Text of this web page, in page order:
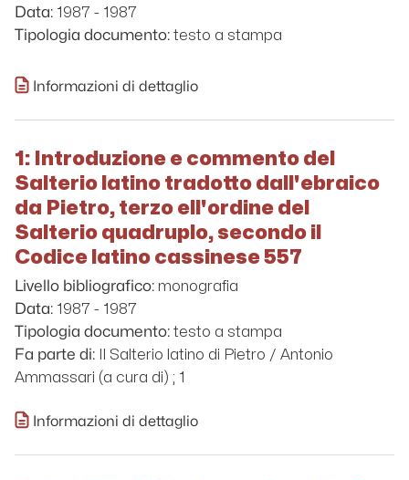
Data: 1987 - 1987
Tipologia documento: testo a stampa
Informazioni di dettaglio
1: Introduzione e commento del
Salterio latino tradotto dall'ebraico
da Pietro, terzo ell'ordine del
Salterio quadruplo, secondo il
Codice latino cassinese 557
Livello bibliografico: monografia
Data: 1987 - 1987
Tipologia documento: testo a stampa
Fa parte di: Il Salterio latino di Pietro / Antonio
Ammassari (a cura di) ; 1
Informazioni di dettaglio